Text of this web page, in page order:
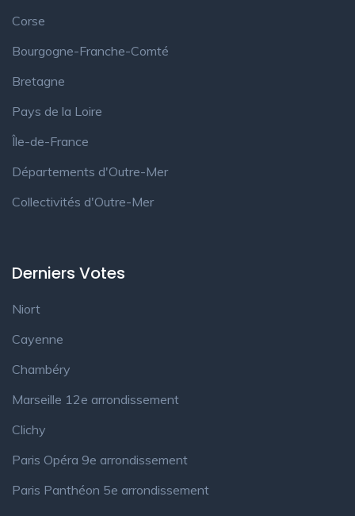
Corse
Bourgogne-Franche-Comté
Bretagne
Pays de la Loire
Île-de-France
Départements d'Outre-Mer
Collectivités d'Outre-Mer
Derniers Votes
Niort
Cayenne
Chambéry
Marseille 12e arrondissement
Clichy
Paris Opéra 9e arrondissement
Paris Panthéon 5e arrondissement